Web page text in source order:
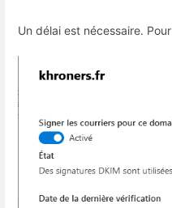
Un délai est nécessaire.